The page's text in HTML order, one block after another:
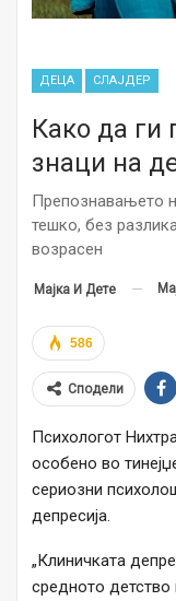
ДЕЦА СЛАЈДЕР
Како да ги
знаци на
Препознавањето
тешко, без
возрасен
Мајка И Дете
586
Сподели
Психологот
особено во
сериозни
депресија.
„Клиничката
средното